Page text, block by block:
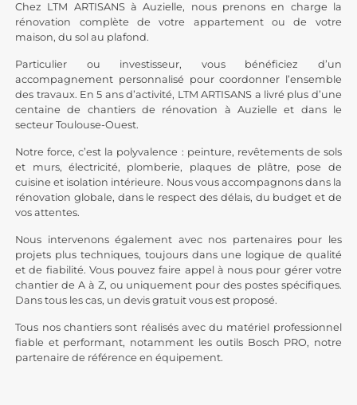
Chez LTM ARTISANS à Auzielle, nous prenons en charge la
rénovation complète de votre appartement ou de votre
maison, du sol au plafond.
Particulier ou investisseur, vous bénéficiez d’un
accompagnement personnalisé pour coordonner l’ensemble
des travaux. En 5 ans d’activité, LTM ARTISANS a livré plus d’une
centaine de chantiers de rénovation à Auzielle et dans le
secteur Toulouse-Ouest.
Notre force, c’est la polyvalence : peinture, revêtements de sols
et murs, électricité, plomberie, plaques de plâtre, pose de
cuisine et isolation intérieure. Nous vous accompagnons dans la
rénovation globale, dans le respect des délais, du budget et de
vos attentes.
Nous intervenons également avec nos partenaires pour les
projets plus techniques, toujours dans une logique de qualité
et de fiabilité. Vous pouvez faire appel à nous pour gérer votre
chantier de A à Z, ou uniquement pour des postes spécifiques.
Dans tous les cas, un devis gratuit vous est proposé.
Tous nos chantiers sont réalisés avec du matériel professionnel
fiable et performant, notamment les outils Bosch PRO, notre
partenaire de référence en équipement.